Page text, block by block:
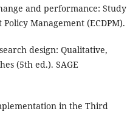
and performance: Study
Management (ECDPM).
design: Qualitative,
(5th ed.). SAGE
in the Third